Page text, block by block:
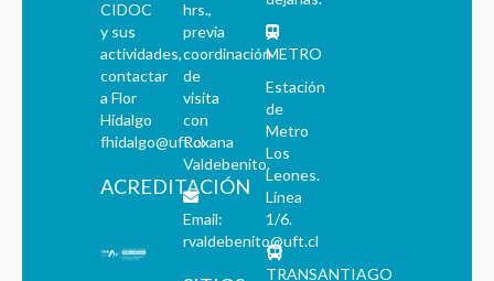
CIDOC
y sus
actividades,
contactar
a Flor
Hidalgo
fhidalgo@uft.cl
ACREDITACIÓN
hrs.,
previa
coordinación
de
visita
con
Roxana
Valdebenito.
Email:
rvaldebenito@uft.cl
METRO
Estación
de
Metro
Los
Leones.
Línea
1/6.
TRANSANTIAGO